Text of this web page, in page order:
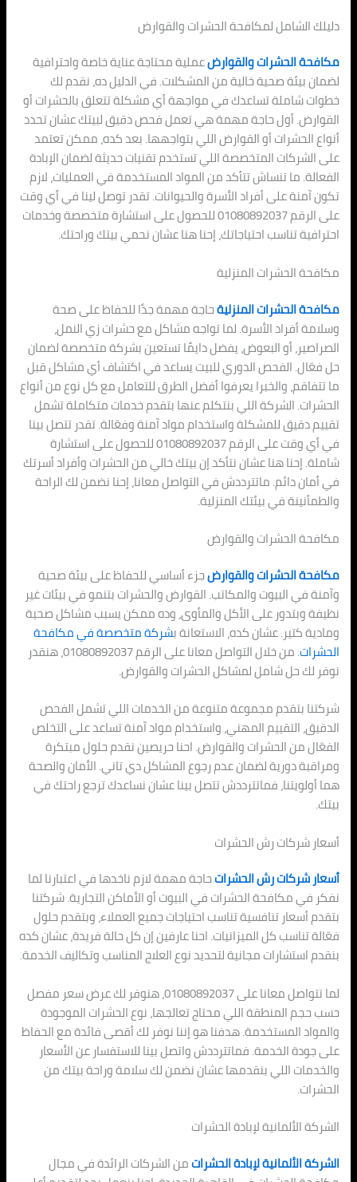
دليلك الشامل لمكافحة الحشرات والقوارض
مكافحة الحشرات والقوارضعملية محتاجة عناية خاصة واحترافية
لضمان بيئة صحية خالية من المشكلات. في الدليل ده، نقدم لك
خطوات شاملة تساعدك في مواجهة أي مشكلة تتعلق بالحشرات أو
القوارض. أول حاجة مهمة هي تعمل فحص دقيق لبيتك عشان تحدد
أنواع الحشرات أو القوارض اللي بتواجهها. بعد كده، ممكن تعتمد
على الشركات المتخصصة اللي تستخدم تقنيات حديثة لضمان الإبادة
الفعالة. ما تنساش تتأكد من المواد المستخدمة في العمليات، لازم
تكون آمنة على أفراد الأسرة والحيوانات. تقدر توصل لينا في أي وقت
على الرقم 01080892037 للحصول على استشارة متخصصة وخدمات
احترافية تناسب احتياجاتك، إحنا هنا عشان نحمي بيتك وراحتك.
مكافحة الحشرات المنزلية
مكافحة الحشرات المنزليةحاجة مهمة جدًا للحفاظ على صحة
وسلامة أفراد الأسرة. لما تواجه مشاكل مع حشرات زي النمل،
الصراصير، أو البعوض، يفضل دايمًا تستعين بشركة متخصصة لضمان
حل فعّال. الفحص الدوري للبيت يساعد في اكتشاف أي مشاكل قبل
ما تتفاقم، والخبرا يعرفوا أفضل الطرق للتعامل مع كل نوع من أنواع
الحشرات. الشركة اللي بنتكلم عنها بتقدم خدمات متكاملة تشمل
تقييم دقيق للمشكلة واستخدام مواد آمنة وفعّالة. تقدر تتصل بينا
في أي وقت على الرقم 01080892037 للحصول على استشارة
شاملة. إحنا هنا عشان نتأكد إن بيتك خالي من الحشرات وأفراد أسرتك
في أمان دائم. ماتترددش في التواصل معانا، إحنا نضمن لك الراحة
والطمأنينة في بيئتك المنزلية.
مكافحة الحشرات والقوارض
مكافحة الحشرات والقوارضجزء أساسي للحفاظ على بيئة صحية
وآمنة في البيوت والمكاتب. القوارض والحشرات بتنمو في بيئات غير
نظيفة وبتدور على الأكل والمأوى، وده ممكن يسبب مشاكل صحية
ومادية كتير. عشان كده، الاستعانة بشركة متخصصة في مكافحة
الحشرات
. من خلال التواصل معانا على الرقم 01080892037، هنقدر
نوفر لك حل شامل لمشاكل الحشرات والقوارض.
شركتنا بتقدم مجموعة متنوعة من الخدمات اللي تشمل الفحص
الدقيق، التقييم المهني، واستخدام مواد آمنة تساعد على التخلص
الفعّال من الحشرات والقوارض. احنا حريصين نقدم حلول مبتكرة
ومراقبة دورية لضمان عدم رجوع المشاكل دي تاني. الأمان والصحة
هما أولويتنا، فماتترددش تتصل بينا عشان نساعدك ترجع راحتك في
بيتك.
أسعار شركات رش الحشرات
أسعار شركات رش الحشراتحاجة مهمة لازم ناخدها في اعتبارنا لما
نفكر في مكافحة الحشرات في البيوت أو الأماكن التجارية. شركتنا
بتقدم أسعار تنافسية تناسب احتياجات جميع العملاء، وبتقدم حلول
فعّالة تناسب كل الميزانيات. احنا عارفين إن كل حالة فريدة، عشان كده
بنقدم استشارات مجانية لتحديد نوع العلاج المناسب وتكاليف الخدمة.
لما تتواصل معانا على 01080892037، هنوفر لك عرض سعر مفصل
حسب حجم المنطقة اللي محتاج تعالجها، نوع الحشرات الموجودة
والمواد المستخدمة. هدفنا هو إننا نوفر لك أقصى فائدة مع الحفاظ
على جودة الخدمة. فماتترددش واتصل بينا للاستفسار عن الأسعار
والخدمات اللي بنقدمها عشان نضمن لك سلامة وراحة بيتك من
الحشرات.
الشركة الألمانية لإبادة الحشرات
الشركة الألمانية لإبادة الحشراتمن الشركات الرائدة في مجال